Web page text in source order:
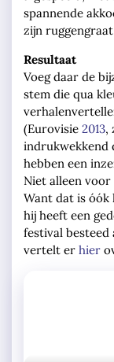
spannende
zijn
Resultaat
Voeg daar de
stem die qua
(Eurovisie 2013,
indrukwekkend
hebben een
Niet alleen
Want dat is óók
hij heeft een
festival besteed
vertelt er hier